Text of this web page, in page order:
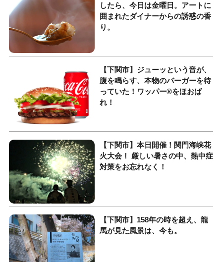
したら、今日は金曜日。アートに
囲まれたダイナーからの誘惑の香
り。
【下関市】ジューッという音が、
腹を鳴らす、本物のバーガーを待
っていた！ワッパー®をほおば
れ！
【下関市】本日開催！関門海峡花
火大会！ 厳しい暑さの中、熱中症
対策をお忘れなく！
【下関市】158年の時を超え、龍
馬が見た風景は、今も。